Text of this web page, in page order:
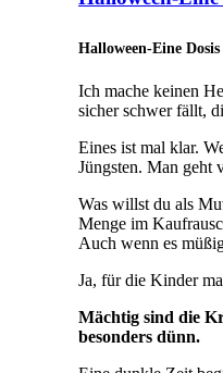
Halloween-Eine
Ich mache keinen
sicher schwer fällt,
Eines ist mal klar.
Jüngsten. Man geht
Was willst du als
Menge im
Auch wenn es
Ja, für die Kinder
Mächtig sind die
besonders dünn.